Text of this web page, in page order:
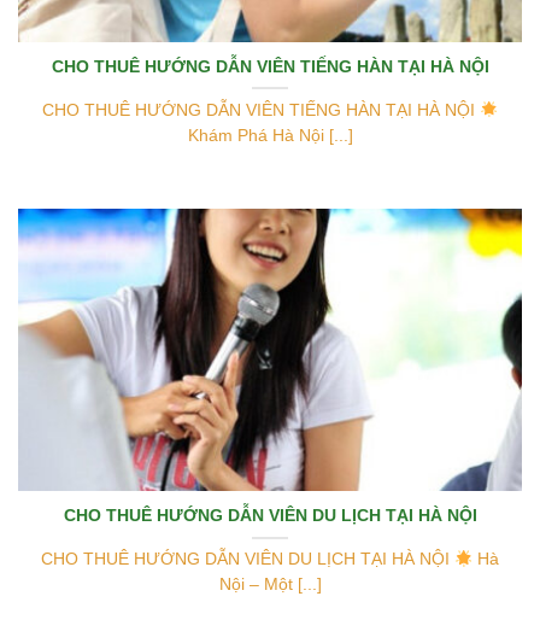
CHO THUÊ HƯỚNG DẪN VIÊN TIẾNG HÀN TẠI HÀ NỘI
CHO THUÊ HƯỚNG DẪN VIÊN TIẾNG HÀN TẠI HÀ NỘI
Khám Phá Hà Nội [...]
CHO THUÊ HƯỚNG DẪN VIÊN DU LỊCH TẠI HÀ NỘI
CHO THUÊ HƯỚNG DẪN VIÊN DU LỊCH TẠI HÀ NỘI
Hà
Nội – Một [...]